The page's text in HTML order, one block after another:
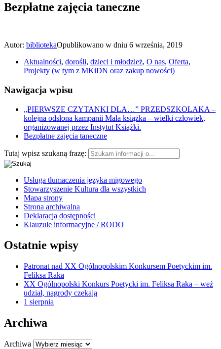
Bezpłatne zajęcia taneczne
Autor: bibliotekaOpublikowano w dniu 6 września, 2019
Aktualności, dorośli, dzieci i młodzież, O nas, Oferta,
Projekty (w tym z MKiDN oraz zakup nowości)
Nawigacja wpisu
„PIERWSZE CZYTANKI DLA…” PRZEDSZKOLAKA –
kolejna odsłona kampanii Mała książka – wielki człowiek,
organizowanej przez Instytut Książki.
Bezpłatne zajęcia taneczne
Tutaj wpisz szukaną frazę:
Usługa tłumaczenia języka migowego
Stowarzyszenie Kultura dla wszystkich
Mapa strony
Strona archiwalna
Deklaracja dostępności
Klauzule informacyjne / RODO
Ostatnie wpisy
Patronat nad XX Ogólnopolskim Konkursem Poetyckim im.
Feliksa Raka
XX Ogólnopolski Konkurs Poetycki im. Feliksa Raka – weź
udział, nagrody czekają
1 sierpnia
Archiwa
Archiwa